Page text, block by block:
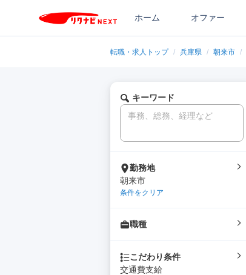
ホーム オファー
転職・求人トップ / 兵庫県 / 朝来市 /
キーワード
勤務地
朝来市
条件をクリア
職種
こだわり条件
交通費支給